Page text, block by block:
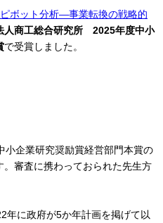
ボット分析―事業転換の戦略的
人商工総合研究所 2025年度中小
で受賞しました。
小企業研究奨励賞経営部門本賞の
審査に携わっておられた先生方
年に政府が5か年計画を掲げて以